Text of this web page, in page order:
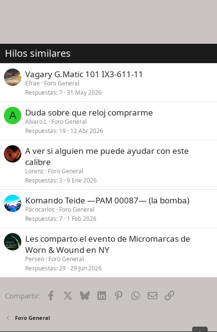
Hilos similares
Vagary G.Matic 101 IX3-611-11
Efrae
Foro General
Respuestas 7 31 May 2026
A Duda sobre que reloj comprarme
Alvaro.L Foro General
Respuestas 19 12 Abr 2026
A ver si alguien me puede ayudar con este
calibre
Lorenz
Foro General
Respuestas 3 9 Ene 2026
Komando Teide —PAM 00087— (la bomba)
Pacocarlos
Foro General
Respuestas 7 1 Feb 2026
Les comparto el evento de Micromarcas de
Worn & Wound en NY
Perseo Foro General
Respuestas 29 29 Jun 2026
Compartir: Facebook BlueskyLinkedInPinterestWhatsApp
EmailEnlace
Foro General